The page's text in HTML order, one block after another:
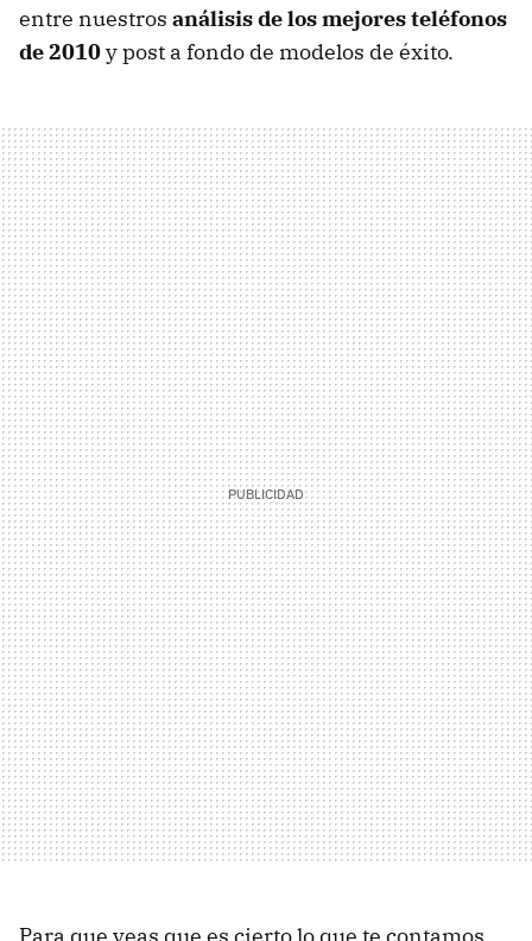
entre nuestros análisis de los mejores teléfonos
de 2010y post a fondo de modelos de éxito.
Para que veas que es cierto lo que te contamos,